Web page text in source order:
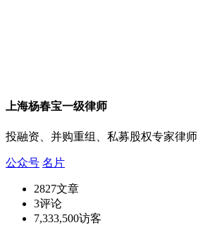
上海杨春宝一级律师
投融资、并购重组、私募股权专家律师
公众号 名片
2827文章
3评论
7,333,500访客